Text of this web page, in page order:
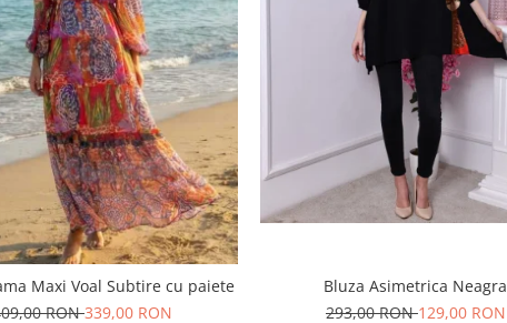
Maxi Voal Subtire cu paiete
RON339,00 RON
Bluza Asimetrica Neagra
293,00 RON129,00 RON